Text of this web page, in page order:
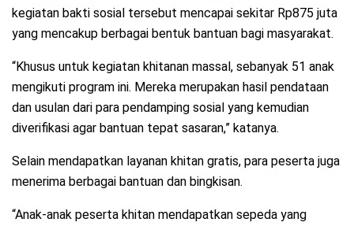
kegiatan bakti sosial tersebut mencapai sekitar Rp875 juta
yang mencakup berbagai bentuk bantuan bagi masyarakat.
“Khusus untuk kegiatan khitanan massal, sebanyak 51 anak
mengikuti program ini. Mereka merupakan hasil pendataan
dan usulan dari para pendamping sosial yang kemudian
diverifikasi agar bantuan tepat sasaran,” katanya.
Selain mendapatkan layanan khitan gratis, para peserta juga
menerima berbagai bantuan dan bingkisan.
“Anak-anak peserta khitan mendapatkan sepeda yang